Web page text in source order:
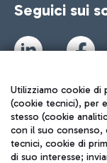
Seguici sui
Utilizziamo cookie di
(cookie tecnici), per
stesso (cookie
con il suo consenso,
tecnici, cookie di
di suo interesse;